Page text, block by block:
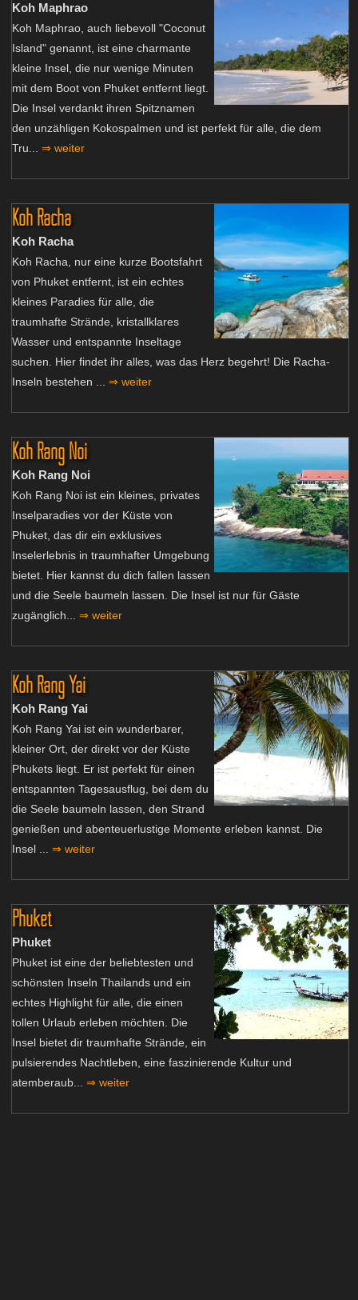
Koh Maphrao
Koh Maphrao, auch liebevoll "Coconut
Island" genannt, ist eine charmante
kleine Insel, die nur wenige Minuten
mit dem Boot von Phuket entfernt liegt.
Die Insel verdankt ihren Spitznamen
den unzähligen Kokospalmen und ist perfekt für alle, die dem
Tru... ⇒ weiter
Koh Racha
Koh Racha
Koh Racha, nur eine kurze Bootsfahrt
von Phuket entfernt, ist ein echtes
kleines Paradies für alle, die
traumhafte Strände, kristallklares
Wasser und entspannte Inseltage
suchen. Hier findet ihr alles, was das Herz begehrt! Die Racha-
Inseln bestehen ... ⇒ weiter
Koh Rang Noi
Koh Rang Noi
Koh Rang Noi ist ein kleines, privates
Inselparadies vor der Küste von
Phuket, das dir ein exklusives
Inselerlebnis in traumhafter Umgebung
bietet. Hier kannst du dich fallen lassen
und die Seele baumeln lassen. Die Insel ist nur für Gäste
zugänglich... ⇒ weiter
Koh Rang Yai
Koh Rang Yai
Koh Rang Yai ist ein wunderbarer,
kleiner Ort, der direkt vor der Küste
Phukets liegt. Er ist perfekt für einen
entspannten Tagesausflug, bei dem du
die Seele baumeln lassen, den Strand
genießen und abenteuerlustige Momente erleben kannst. Die
Insel ... ⇒ weiter
Phuket
Phuket
Phuket ist eine der beliebtesten und
schönsten Inseln Thailands und ein
echtes Highlight für alle, die einen
tollen Urlaub erleben möchten. Die
Insel bietet dir traumhafte Strände, ein
pulsierendes Nachtleben, eine faszinierende Kultur und
atemberaub... ⇒ weiter